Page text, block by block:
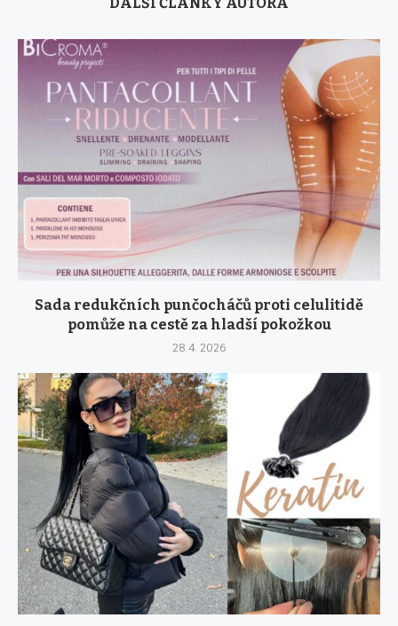
Sada redukčních punčocháčů proti celulitidě
pomůže na cestě za hladší pokožkou
28. 4. 2026